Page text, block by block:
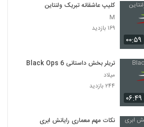
۰۰:۵۹
کلیپ عاشقانه تبریک ولنتاین
M
۱۶۹ بازدید
۰۶:۴۹
تریلر بخش داستانی Black Ops 6
میلاد
۲۴۴ بازدید
نکات مهم معماری رایانش ابری